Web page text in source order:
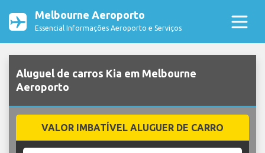
Melbourne Aeroporto
Essencial Informações Aeroporto e Serviços
Aluguel de carros Kia em Melbourne
Aeroporto
VALOR IMBATÍVEL ALUGUER DE CARRO